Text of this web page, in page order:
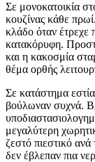
Σε μονοκατοικία
κουζίνας κάθε
κλάδο όταν έτρεχε
κατακόρυφη.
και η κακοσμία
θέμα ορθής
Σε κατάστημα
βούλωναν συχνά.
μεγαλύτερη
ζεστό πιεστικό
δεν έβλεπαν πια